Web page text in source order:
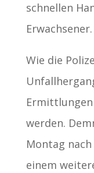
schnellen
Erwachsener.
Wie die
werden.
Montag
einem